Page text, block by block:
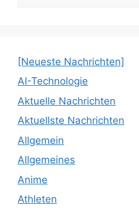
[Neueste Nachrichten]
AI-Technologie
Aktuelle Nachrichten
Aktuellste Nachrichten
Allgemein
Allgemeines
Anime
Athleten